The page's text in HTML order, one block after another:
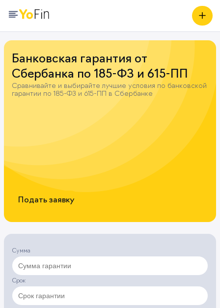
Банковская гарантия от
Сбербанка по 185-ФЗ и 615-ПП
Сравнивайте и выбирайте лучшие условия по банковской
гарантии по 185-ФЗ и 615-ПП в Сбербанке
Подать заявку
Сумма
Срок